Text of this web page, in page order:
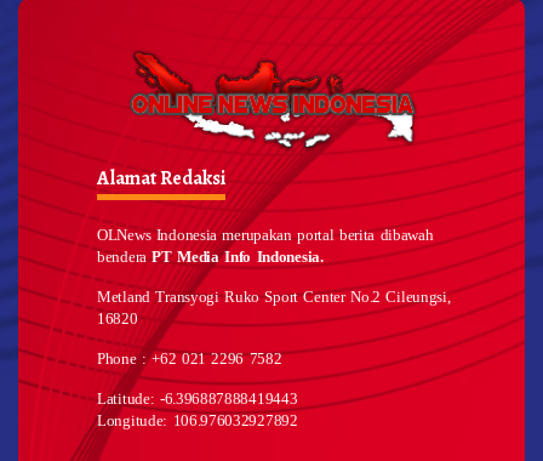
Alamat Redaksi
OLNews Indonesia merupakan portal berita dibawah
benderaPT Media Info Indonesia.
Metland Transyogi Ruko Sport Center No.2 Cileungsi,
16820
Phone : +62 021 2296 7582
Latitude: -6.396887888419443
Longitude: 106.976032927892